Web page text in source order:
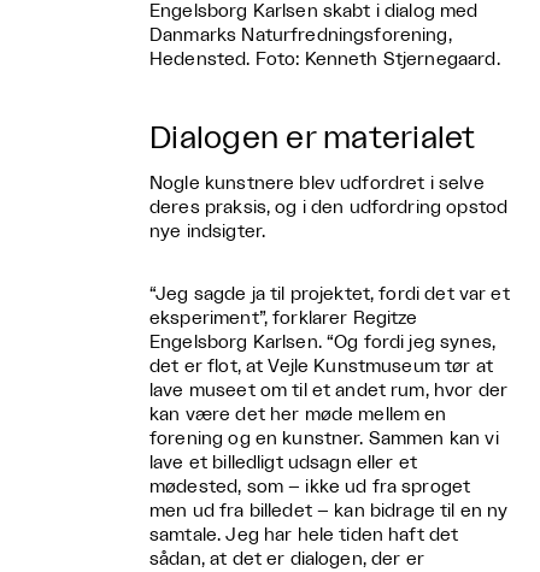
Engelsborg Karlsen skabt i dialog med
Danmarks Naturfredningsforening,
Hedensted. Foto: Kenneth Stjernegaard.
Dialogen er materialet
Nogle kunstnere blev udfordret i selve
deres praksis, og i den udfordring opstod
nye indsigter.
“Jeg sagde ja til projektet, fordi det var et
eksperiment”, forklarer Regitze
Engelsborg Karlsen. “Og fordi jeg synes,
det er flot, at Vejle Kunstmuseum tør at
lave museet om til et andet rum, hvor der
kan være det her møde mellem en
forening og en kunstner. Sammen kan vi
lave et billedligt udsagn eller et
mødested, som – ikke ud fra sproget
men ud fra billedet – kan bidrage til en ny
samtale. Jeg har hele tiden haft det
sådan, at det er dialogen, der er